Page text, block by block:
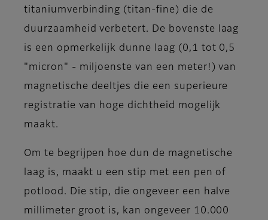
titaniumverbinding (titan-fine) die de
duurzaamheid verbetert. De bovenste laag
is een opmerkelijk dunne laag (0,1 tot 0,5
"micron" - miljoenste van een meter!) van
magnetische deeltjes die een superieure
registratie van hoge dichtheid mogelijk
maakt.
Om te begrijpen hoe dun de magnetische
laag is, maakt u een stip met een pen of
potlood. Die stip, die ongeveer een halve
millimeter groot is, kan ongeveer 10.000